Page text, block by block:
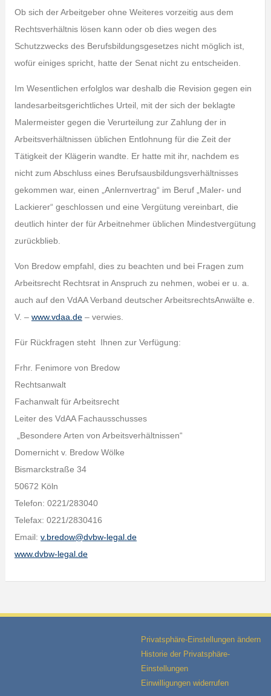
Ob sich der Arbeitgeber ohne Weiteres vorzeitig aus dem
Rechtsverhältnis lösen kann oder ob dies wegen des
Schutzzwecks des Berufsbildungsgesetzes nicht möglich ist,
wofür einiges spricht, hatte der Senat nicht zu entscheiden.
Im Wesentlichen erfolglos war deshalb die Revision gegen ein
landesarbeitsgerichtliches Urteil, mit der sich der beklagte
Malermeister gegen die Verurteilung zur Zahlung der in
Arbeitsverhältnissen üblichen Entlohnung für die Zeit der
Tätigkeit der Klägerin wandte. Er hatte mit ihr, nachdem es
nicht zum Abschluss eines Berufsausbildungsverhältnisses
gekommen war, einen „Anlernvertrag“ im Beruf „Maler- und
Lackierer“ geschlossen und eine Vergütung vereinbart, die
deutlich hinter der für Arbeitnehmer üblichen Mindestvergütung
zurückblieb.
Von Bredow empfahl, dies zu beachten und bei Fragen zum
Arbeitsrecht Rechtsrat in Anspruch zu nehmen, wobei er u. a.
auch auf den VdAA Verband deutscher ArbeitsrechtsAnwälte e.
V. – www.vdaa.de– verwies.
Für Rückfragen steht Ihnen zur Verfügung:
Frhr. Fenimore von Bredow
Rechtsanwalt
Fachanwalt für Arbeitsrecht
Leiter des VdAA Fachausschusses
„Besondere Arten von Arbeitsverhältnissen“
Domernicht v. Bredow Wölke
Bismarckstraße 34
50672 Köln
Telefon: 0221/283040
Telefax: 0221/2830416
Email: v.bredow@dvbw-legal.de
www.dvbw-legal.de
Privatsphäre-Einstellungen ändern
Historie der Privatsphäre-
Einstellungen
Einwilligungen widerrufen